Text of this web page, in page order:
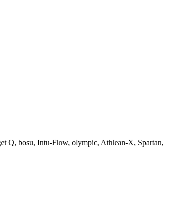
Q, bosu, Intu-Flow, olympic, Athlean-X, Spartan,